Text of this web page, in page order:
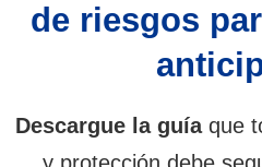
de riesgos
Descargue la guía que